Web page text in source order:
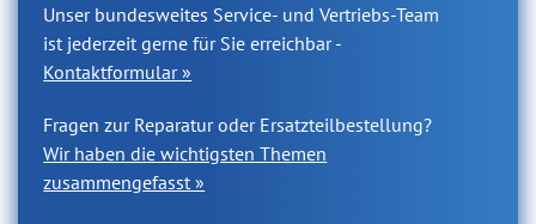
Unser bundesweites Service- und Vertriebs-Team
ist jederzeit gerne für Sie erreichbar -
Kontaktformular »
Fragen zur Reparatur oder Ersatzteilbestellung?
Wir haben die wichtigsten Themen
zusammengefasst »